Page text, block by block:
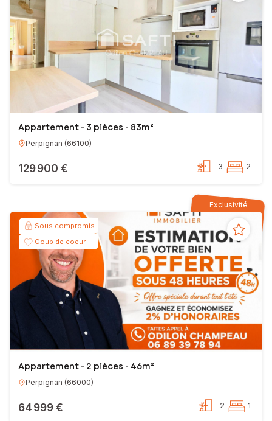
Appartement - 3 pièces - 83m²
Perpignan (66100)
129 900 € 3 2
Exclusivité
Sous compromis
Coup de coeur
Appartement - 2 pièces - 46m²
Perpignan (66000)
64 999 € 2 1